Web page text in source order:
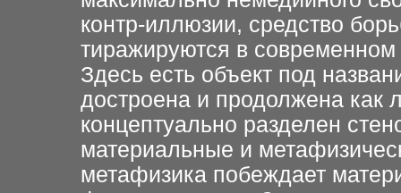
контр-иллюзии, средство
тиражируются в современном
Здесь есть объект под
достроена и продолжена как
концептуально разделен
материальные и
метафизика побеждает